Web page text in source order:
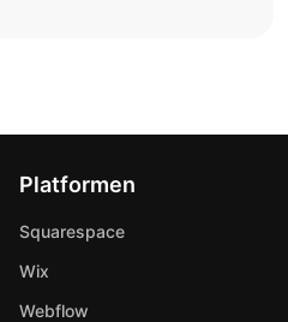
Platformen
Squarespace
Wix
Webflow